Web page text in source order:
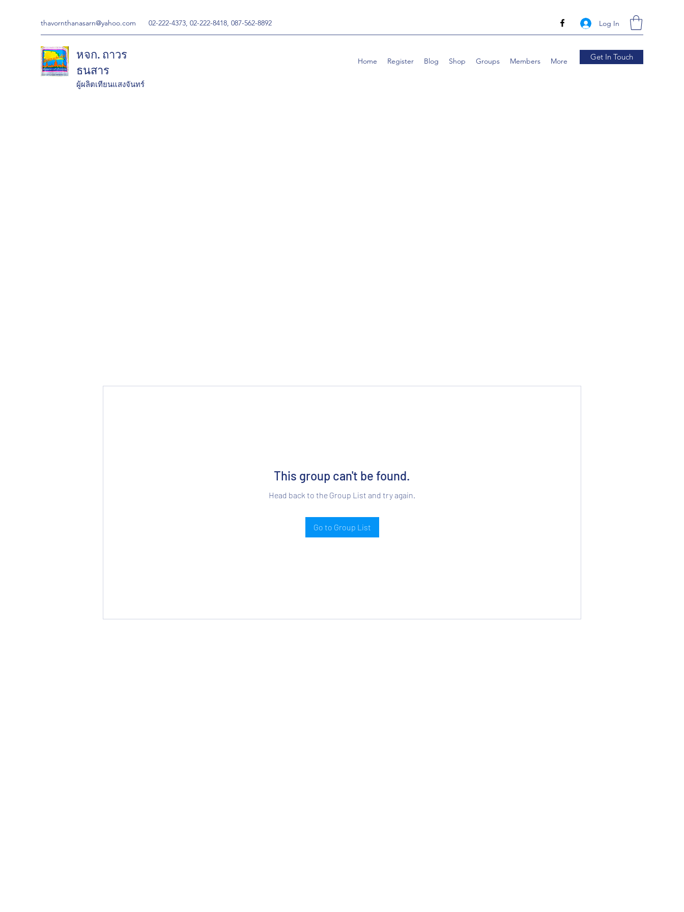
thavornthanasarn@yahoo.com 02-222-4373, 02-222-8418, 087-562-8892 Log In
หจก. ถาวร
ธนสาร
ผู้ผลิตเทียนแสงจันทร์
Home Register Blog Shop Groups Members More Get In Touch
This group can't be found.
Head back to the Group List and try again.
Go to Group List